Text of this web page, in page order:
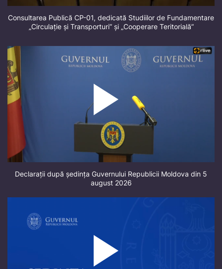
Consultarea Publică CP-01, dedicată Studiilor de Fundamentare
„Circulație și Transporturi” și „Cooperare Teritorială”
Declarații după ședința Guvernului Republicii Moldova din 5
august 2026